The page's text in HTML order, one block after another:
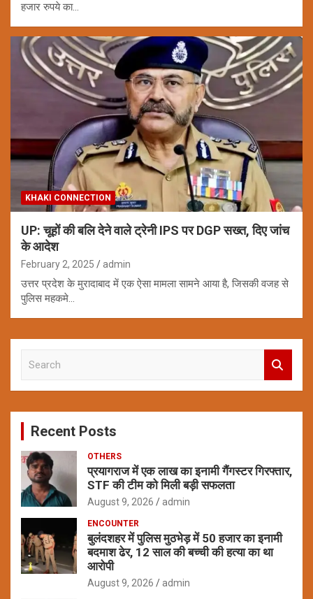
हजार रुपये का…
KHAKI CONNECTION
UP: चूहों की बलि देने वाले ट्रेनी IPS पर DGP सख्त, दिए जांच
के आदेश
February 2, 2025 admin
उत्तर प्रदेश के मुरादाबाद में एक ऐसा मामला सामने आया है, जिसकी वजह से
पुलिस महकमे…
c
Recent Posts
OTHERS
प्रयागराज में एक लाख का इनामी गैंगस्टर गिरफ्तार,
STF की टीम को मिली बड़ी सफलता
August 9, 2026 admin
ENCOUNTER
बुलंदशहर में पुलिस मुठभेड़ में 50 हजार का इनामी
बदमाश ढेर, 12 साल की बच्ची की हत्या का था
आरोपी
August 9, 2026 admin